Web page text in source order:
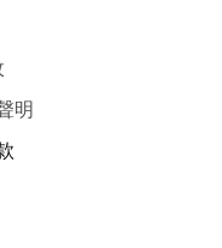
明